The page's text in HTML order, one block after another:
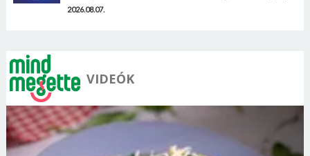
2026.08.07.
VIDEÓK